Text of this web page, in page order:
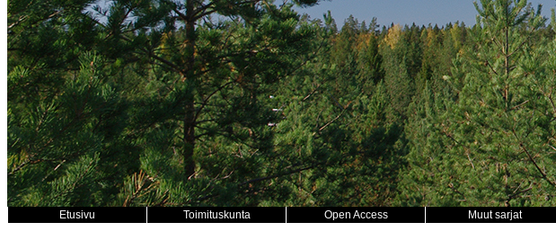
Etusivu Toimituskunta Open Access Muut sarjat